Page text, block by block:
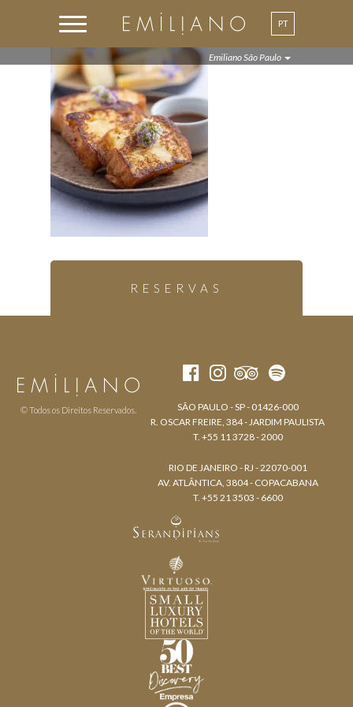
PT
EN
Emiliano São Paulo
RESERVAS
© Todos os Direitos Reservados.
SÃO PAULO - SP - 01426-000
R. OSCAR FREIRE, 384 - JARDIM PAULISTA
T. +55 11 3728 - 2000
RIO DE JANEIRO - RJ - 22070-001
AV. ATLÂNTICA, 3804 - COPACABANA
T. +55 21 3503 - 6600